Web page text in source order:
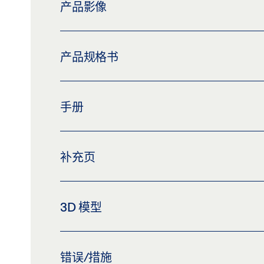
产品影像
下载 (PNG)
滑轨 TS 3000 V
产品规格书
预览
手册
预览
补充页
预览
3D 模型
预览
错误/措施